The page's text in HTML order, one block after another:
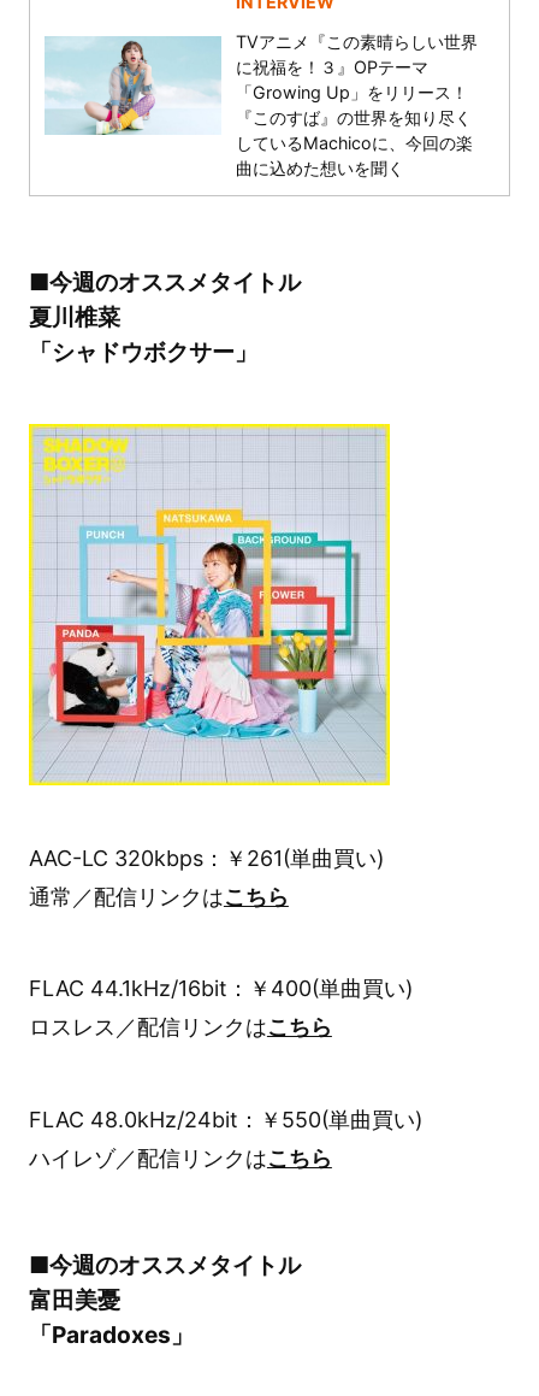
TVアニメ『この素晴らしい世界
に祝福を！３』OPテーマ
「Growing Up」をリリース！
『このすば』の世界を知り尽く
しているMachicoに、今回の楽
曲に込めた想いを聞く
■今週のオススメタイトル
夏川椎菜
「シャドウボクサー」
AAC-LC 320kbps：￥261(単曲買い)
通常／配信リンクはこちら
FLAC 44.1kHz/16bit：￥400(単曲買い)
ロスレス／配信リンクはこちら
FLAC 48.0kHz/24bit：￥550(単曲買い)
ハイレゾ／配信リンクはこちら
■今週のオススメタイトル
富田美憂
「Paradoxes」